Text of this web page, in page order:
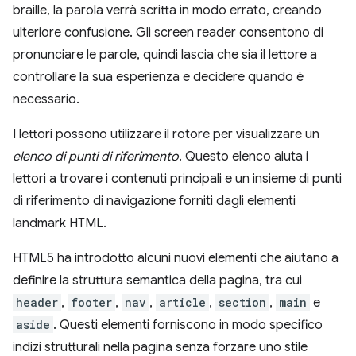
braille, la parola verrà scritta in modo errato, creando
ulteriore confusione. Gli screen reader consentono di
pronunciare le parole, quindi lascia che sia il lettore a
controllare la sua esperienza e decidere quando è
necessario.
I lettori possono utilizzare il rotore per visualizzare un
elenco di punti di riferimento. Questo elenco aiuta i
lettori a trovare i contenuti principali e un insieme di punti
di riferimento di navigazione forniti dagli elementi
landmark HTML.
HTML5 ha introdotto alcuni nuovi elementi che aiutano a
definire la struttura semantica della pagina, tra cui
header , footer , nav , article , section , main e
aside . Questi elementi forniscono in modo specifico
indizi strutturali nella pagina senza forzare uno stile